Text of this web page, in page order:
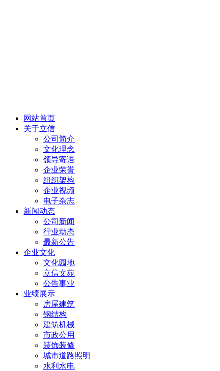
网站首页
关于立信
公司简介
文化理念
领导寄语
企业荣誉
组织架构
企业视频
电子杂志
新闻动态
公司新闻
行业动态
最新公告
企业文化
文化园地
立信文苑
公告事业
业绩展示
房屋建筑
钢结构
建筑机械
市政公用
装饰装修
城市道路照明
水利水电